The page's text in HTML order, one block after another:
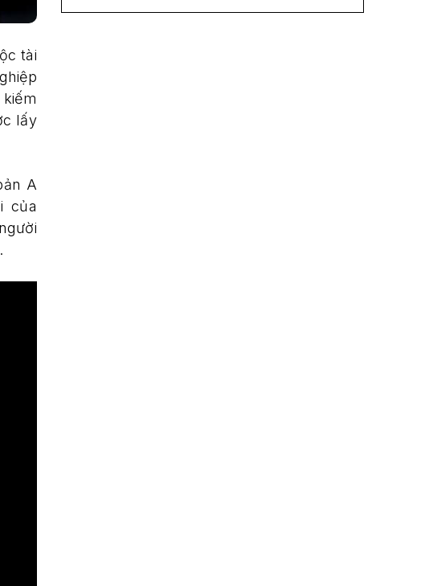
tài
lấy
A
của